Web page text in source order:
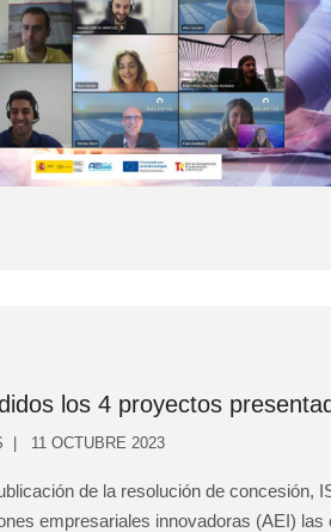
los 4 proyectos
11 OCTUBRE 2023
de la resolución de concesión,
empresariales innovadoras (AEI)